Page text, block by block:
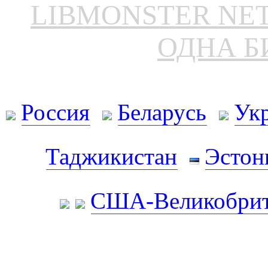
LIBMONSTER
ОДНА
Россия Беларусь
Таджикистан
США-